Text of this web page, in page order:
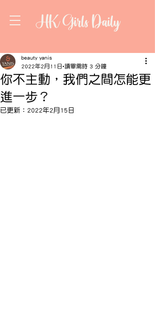
HK Girls Daily
你不主動，我們之間怎能更
進一步？
beauty yanis
2022年2月11日 讀畢需時 3 分鐘
已更新： 2022年2月15日